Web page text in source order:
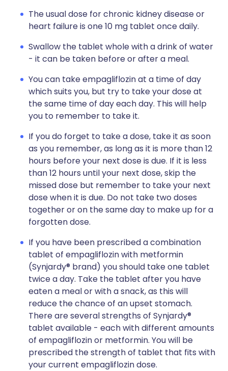
The usual dose for chronic kidney disease or
heart failure is one 10 mg tablet once daily.
Swallow the tablet whole with a drink of water
- it can be taken before or after a meal.
You can take empagliflozin at a time of day
which suits you, but try to take your dose at
the same time of day each day. This will help
you to remember to take it.
If you do forget to take a dose, take it as soon
as you remember, as long as it is more than 12
hours before your next dose is due. If it is less
than 12 hours until your next dose, skip the
missed dose but remember to take your next
dose when it is due. Do not take two doses
together or on the same day to make up for a
forgotten dose.
If you have been prescribed a combination
tablet of empagliflozin with metformin
(Synjardy® brand) you should take one tablet
twice a day. Take the tablet after you have
eaten a meal or with a snack, as this will
reduce the chance of an upset stomach.
There are several strengths of Synjardy®
tablet available - each with different amounts
of empagliflozin or metformin. You will be
prescribed the strength of tablet that fits with
your current empagliflozin dose.